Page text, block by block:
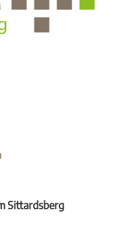
Sittardsberg